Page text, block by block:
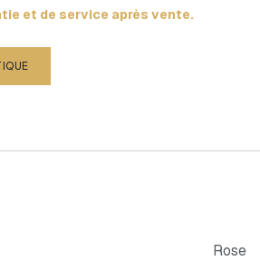
et de service après vente.
Rose